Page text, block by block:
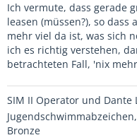
Ich vermute, dass gerade
leasen (müssen?), so
mehr viel da ist, was sich
ich es richtig verstehen,
betrachteten Fall, 'nix
SIM II Operator und Dante
Bronze